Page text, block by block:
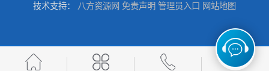
技术支持： 八方资源网 免责声明 管理员入口 网站地图